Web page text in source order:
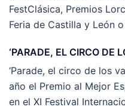
FestClásica, Premios
Feria de Castilla y León
‘PARADE, EL CIRCO DE
‘Parade, el circo de los
año el Premio al Mejor
en el XI Festival